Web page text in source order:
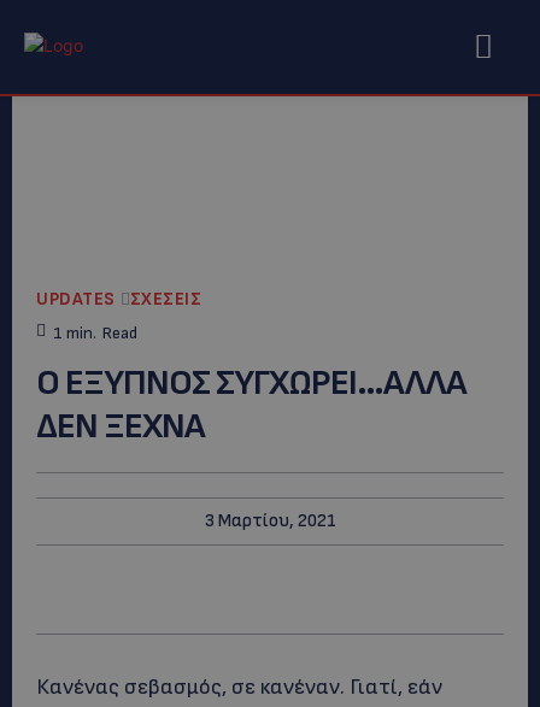
UPDATES ΣΧΕΣΕΙΣ
1 min. Read
Ο ΕΞΥΠΝΟΣ ΣΥΓΧΩΡΕΙ…ΑΛΛΑ
ΔΕΝ ΞΕΧΝΑ
3 Μαρτίου, 2021
Κανένας σεβασμός, σε κανέναν. Γιατί, εάν